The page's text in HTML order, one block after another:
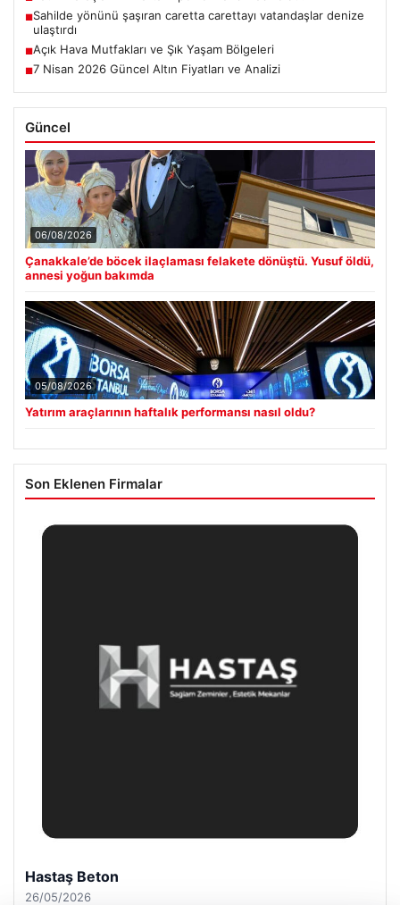
■Sahilde yönünü şaşıran caretta carettayı vatandaşlar denize
ulaştırdı
■Açık Hava Mutfakları ve Şık Yaşam Bölgeleri
■7 Nisan 2026 Güncel Altın Fiyatları ve Analizi
Güncel
06/08/2026
Çanakkale’de böcek ilaçlaması felakete dönüştü. Yusuf öldü,
annesi yoğun bakımda
05/08/2026
Yatırım araçlarının haftalık performansı nasıl oldu?
Son Eklenen Firmalar
Prenses Night Club
29/04/2026